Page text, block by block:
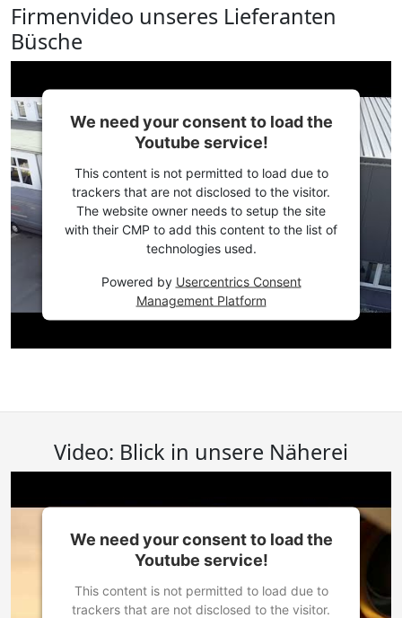
Firmenvideo unseres Lieferanten
Büsche
We need your consent to load the
Youtube service!
This content is not permitted to load due to
trackers that are not disclosed to the visitor.
The website owner needs to setup the site
with their CMP to add this content to the list of
technologies used.
Powered by Usercentrics Consent
Management Platform
Video: Blick in unsere Näherei
We need your consent to load the
Youtube service!
This content is not permitted to load due to
trackers that are not disclosed to the visitor.